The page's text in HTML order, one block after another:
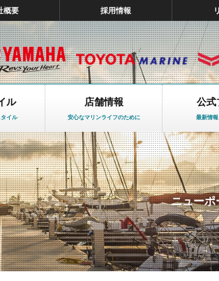
概要 採用情報
ル
イル
店舗情報
安心なマリンライフのために
公式
最新情
ニューポ